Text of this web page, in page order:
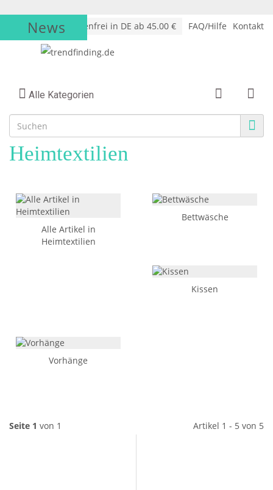
√Versandkostenfrei in DE ab 45.00 € FAQ/Hilfe Kontakt
News
Alle Kategorien
Heimtextilien
Alle Artikel in
Heimtextilien
Bettwäsche
Kissen
Vorhänge
Seite 1 von 1 Artikel 1 - 5 von 5